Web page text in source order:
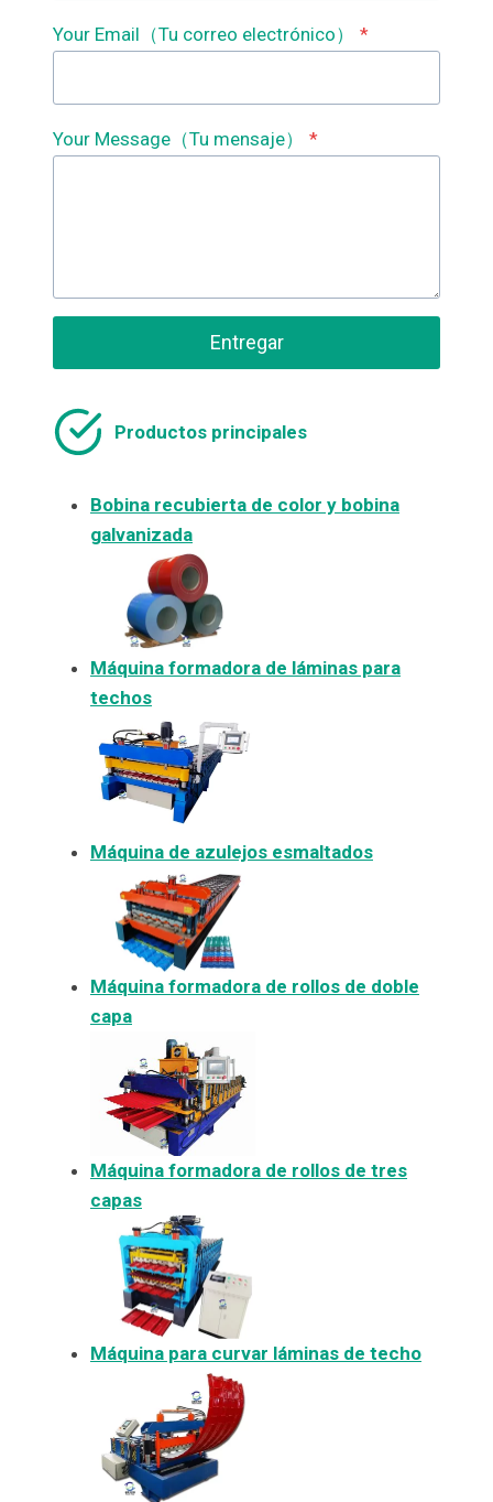
Your Email（Tu correo electrónico） *
Your Message（Tu mensaje） *
Entregar
Productos principales
Bobina recubierta de color y bobina
galvanizada
Máquina formadora de láminas para
techos
Máquina de azulejos esmaltados
Máquina formadora de rollos de doble
capa
Máquina formadora de rollos de tres
capas
Máquina para curvar láminas de techo